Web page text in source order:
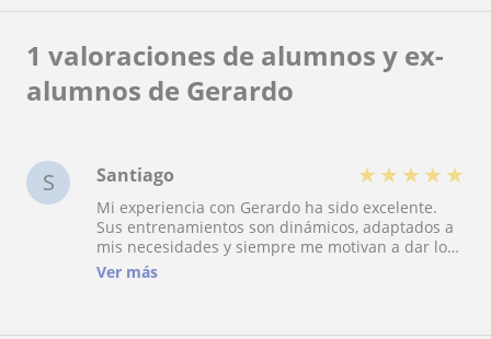
1 valoraciones de alumnos y ex-
alumnos de Gerardo
S Santiago ★ ★ ★ ★ ★
Mi experiencia con Gerardo ha sido excelente.
Sus entrenamientos son dinámicos, adaptados a
mis necesidades y siempre me motivan a dar lo
mejor de mí. He notado grandes avances tanto
Ver más